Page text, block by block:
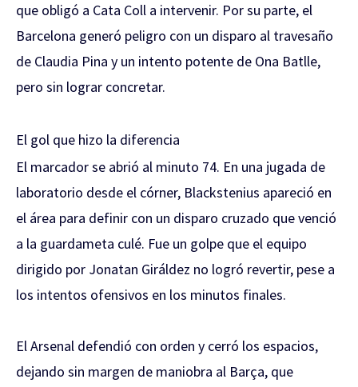
que obligó a Cata Coll a intervenir. Por su parte, el
Barcelona generó peligro con un disparo al travesaño
de Claudia Pina y un intento potente de Ona Batlle,
pero sin lograr concretar.
El gol que hizo la diferencia
El marcador se abrió al minuto 74. En una jugada de
laboratorio desde el córner, Blackstenius apareció en
el área para definir con un disparo cruzado que venció
a la guardameta culé. Fue un golpe que el equipo
dirigido por Jonatan Giráldez no logró revertir, pese a
los intentos ofensivos en los minutos finales.
El Arsenal defendió con orden y cerró los espacios,
dejando sin margen de maniobra al Barça, que